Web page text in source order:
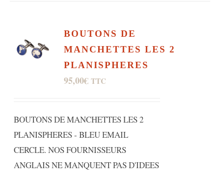
BOUTONS DE
MANCHETTES LES 2
PLANISPHERES
95,00€ TTC
BOUTONS DE MANCHETTES LES 2
PLANISPHERES - BLEU EMAIL
CERCLE. NOS FOURNISSEURS
ANGLAIS NE MANQUENT PAS D'IDEES